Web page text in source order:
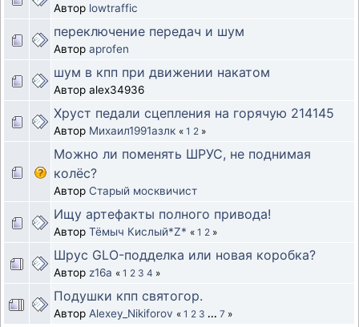
Автор lowtraffic
переключение передач и шум
Автор aprofen
шум в кпп при движении накатом
Автор alex34936
Хруст педали сцепления на горячую 214145
Автор Михаил1991азлк « 1 2 »
Можно ли поменять ШРУС, не поднимая
колёс?
Автор Старый москвичист
Ищу артефакты полного привода!
Автор Тёмыч Кислый*Z* « 1 2 »
Шрус GLO-подделка или новая коробка?
Автор z16a « 1 2 3 4 »
Подушки кпп святогор.
Автор Alexey_Nikiforov « 1 2 3 ... 7 »